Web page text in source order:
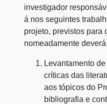
investigador
á nos seguintes
projeto, previstos para
nomeadamente
Levantamento
críticas das
aos tópicos do
bibliografia e